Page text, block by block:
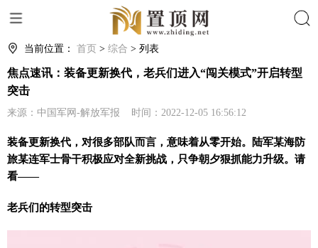
当前位置： 首页 > 综合 > 列表
焦点速讯：装备更新换代，老兵们进入“闯关模式”开启转型
突击
来源：中国军网-解放军报 时间：2022-12-05 16:56:12
装备更新换代，对很多部队而言，意味着从零开始。陆军某海防
旅某连军士骨干积极应对全新挑战，只争朝夕狠抓能力升级。请
看——
老兵们的转型突击